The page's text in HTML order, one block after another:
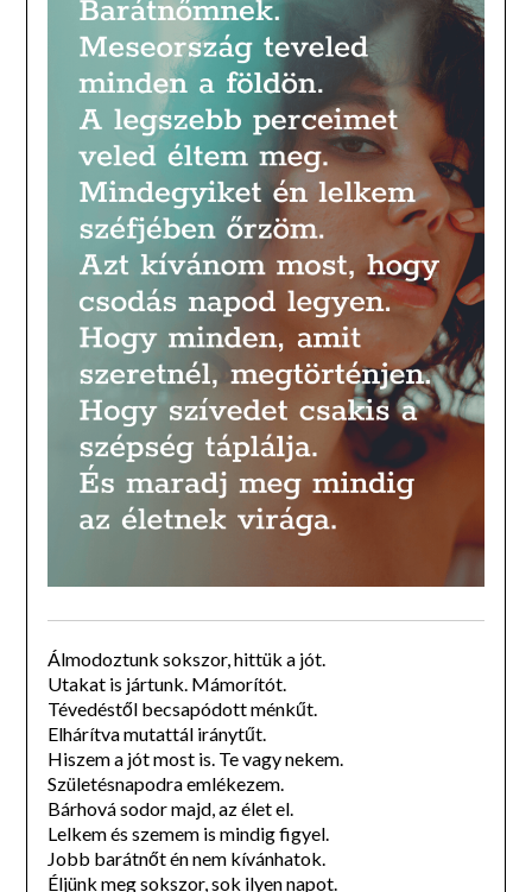
Álmodoztunk sokszor, hittük a jót.
Utakat is jártunk. Mámorítót.
Tévedéstől becsapódott ménkűt.
Elhárítva mutattál iránytűt.
Hiszem a jót most is. Te vagy nekem.
Születésnapodra emlékezem.
Bárhová sodor majd, az élet el.
Lelkem és szemem is mindig figyel.
Jobb barátnőt én nem kívánhatok.
Éljünk meg sokszor, sok ilyen napot.